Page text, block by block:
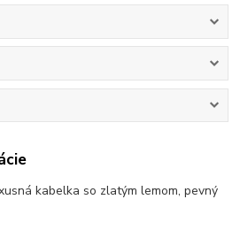
kabelka so zlatým lemom, pevný